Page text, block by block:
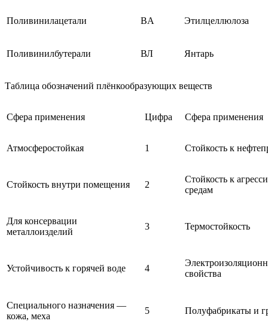
Поливинилацетали BA Этилцеллюлоза
Поливинилбутерали ВЛ Янтарь
Таблица обозначений плёнкообразующих веществ
Сфера применения Цифра Сфера применения
Атмосферостойкая 1 Стойкость к
Стойкость внутри помещения 2
Стойкость к
средам
Для консервации
металлоизделий
3 Термостойкость
Устойчивость к горячей воде 4
свойства
Специального назначения —
кожа, меха
5 Полуфабрикаты и